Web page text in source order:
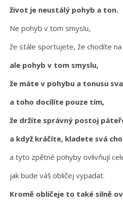
život je neustálý pohyb a ton.
Ne pohyb v tom smyslu,
že stále sportujete, že chodíte na
ale pohyb v tom smyslu,
že máte v pohybu a tonusu
a toho docílíte pouze tím,
že držíte správný postoj
a když kráčíte, kladete svá
a tyto zpětné pohyby ovlivňují
jak bude váš obličej vypadat.
Kromě obličeje to také silně